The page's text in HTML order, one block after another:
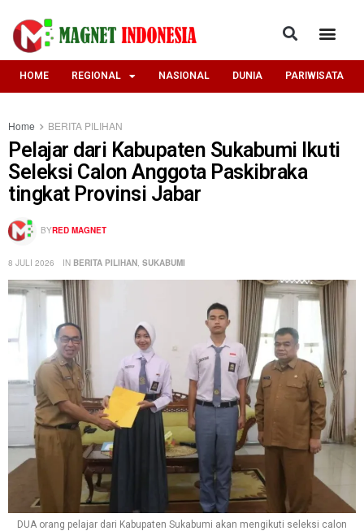
HOME REGIONAL NASIONAL DUNIA PARIWISATA
Home BERITA PILIHAN
Pelajar dari Kabupaten Sukabumi Ikuti
Seleksi Calon Anggota Paskibraka
tingkat Provinsi Jabar ‎
BYRED MAGNET
8 JULI 2026 IN BERITA PILIHAN SUKABUMI
DUA orang pelajar dari Kabupaten Sukabumi akan mengikuti seleksi calon